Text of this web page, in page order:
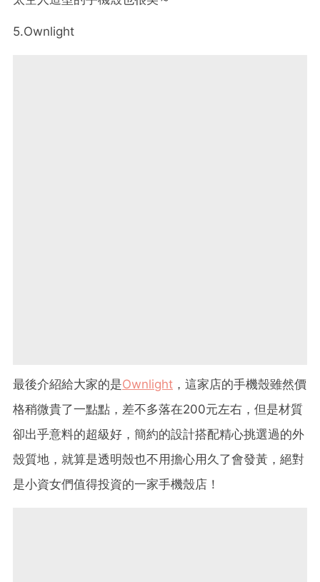
5.Ownlight
最後介紹給大家的是Ownlight ，這家店的手機殼雖然價
格稍微貴了一點點，差不多落在200元左右，但是材質
卻出乎意料的超級好，簡約的設計搭配精心挑選過的外
殼質地，就算是透明殼也不用擔心用久了會發黃，絕對
是小資女們值得投資的一家手機殼店！